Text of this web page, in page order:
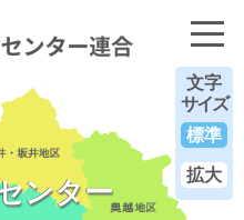
文字
サイズ
標準
拡大
ンター